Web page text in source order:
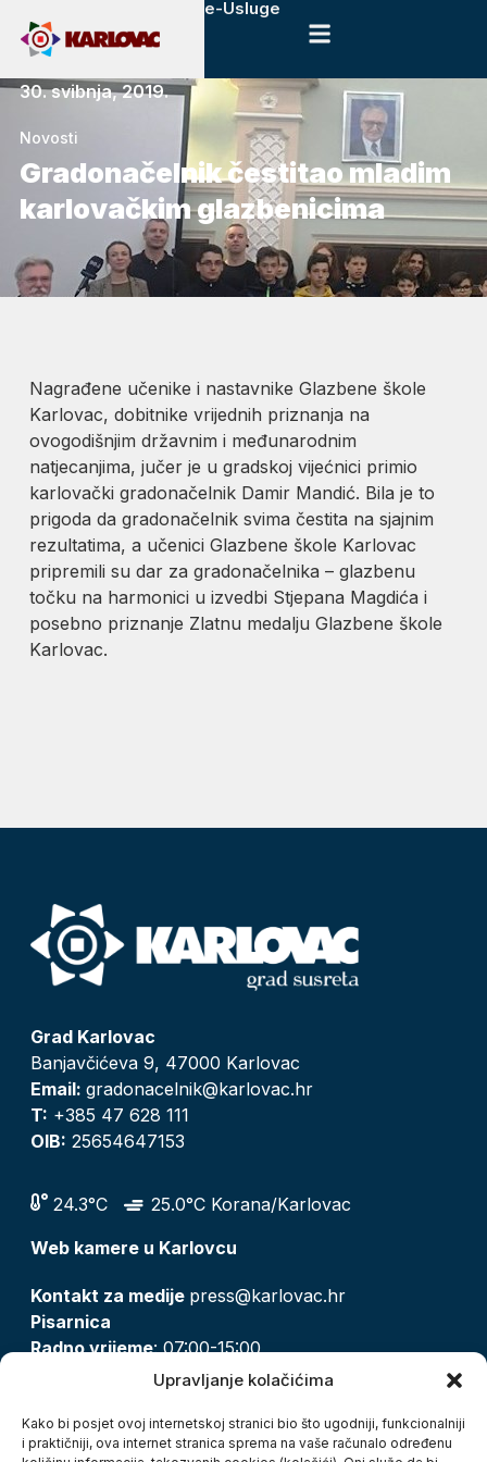
Upravljanje kolačićima
Kako bi posjet ovoj internetskoj stranici bio što ugodniji, funkcionalniji
i praktičniji, ova internet stranica sprema na vaše računalo određenu
e-Usluge
30. svibnja, 2019.
Novosti
Gradonačelnik čestitao mladim
karlovačkim glazbenicima
Nagrađene učenike i nastavnike Glazbene škole
Karlovac, dobitnike vrijednih priznanja na
ovogodišnjim državnim i međunarodnim
natjecanjima, jučer je u gradskoj vijećnici primio
karlovački gradonačelnik Damir Mandić. Bila je to
prigoda da gradonačelnik svima čestita na sjajnim
rezultatima, a učenici Glazbene škole Karlovac
pripremili su dar za gradonačelnika – glazbenu
točku na harmonici u izvedbi Stjepana Magdića i
posebno priznanje Zlatnu medalju Glazbene škole
Karlovac.
Grad Karlovac
Banjavčićeva 9, 47000 Karlovac
Email: gradonacelnik@karlovac.hr
T: +385 47 628 111
OIB: 25654647153
24.3°C
25.0°C Korana/Karlovac
Web kamere u Karlovcu
Kontakt za medije press@karlovac.hr
Pisarnica
Radno vrijeme: 07:00-15:00
pisarnica@karlovac.hr